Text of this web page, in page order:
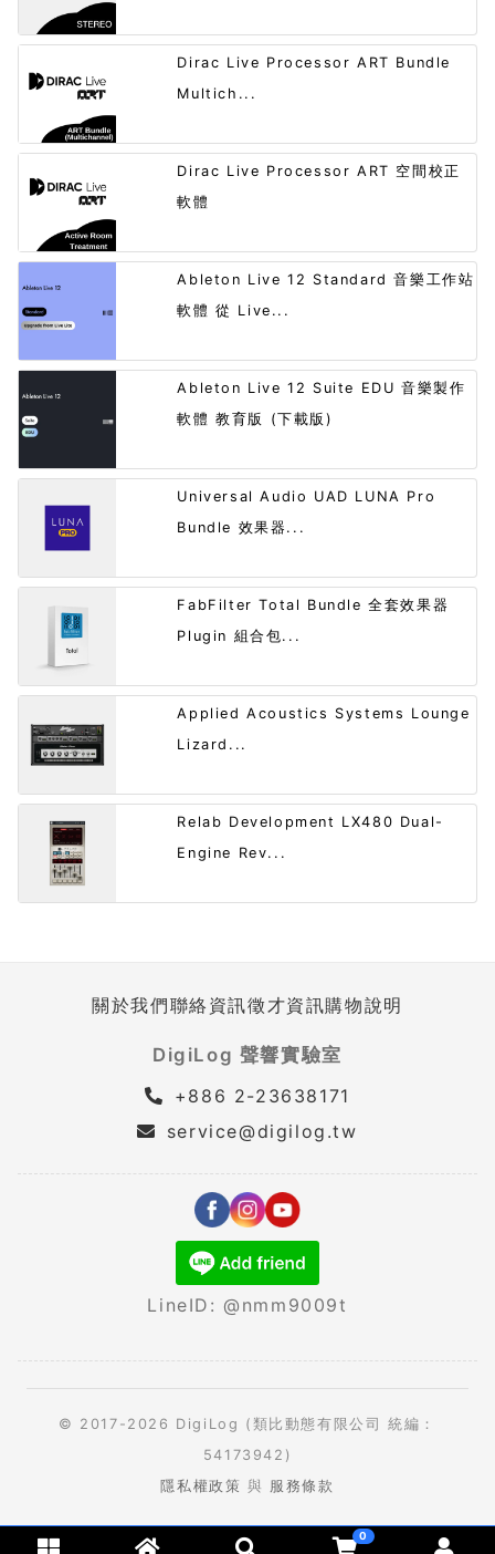
Dirac Live Processor ART Bundle
Multich...
Dirac Live Processor ART 空間校正
軟體
Ableton Live 12 Standard 音樂工作站
軟體 從 Live...
Ableton Live 12 Suite EDU 音樂製作
軟體 教育版 (下載版)
Universal Audio UAD LUNA Pro
Bundle 效果器...
FabFilter Total Bundle 全套效果器
Plugin 組合包...
Applied Acoustics Systems Lounge
Lizard...
Relab Development LX480 Dual-
Engine Rev...
關於我們聯絡資訊徵才資訊購物說明
DigiLog 聲響實驗室
+886 2-23638171
service@digilog.tw
LineID: @nmm9009t
© 2017-2026 DigiLog (類比動態有限公司 統編：
54173942)
隱私權政策 與 服務條款
0